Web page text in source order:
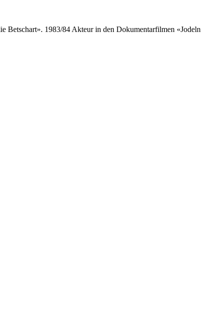
Betschart». 1983/84 Akteur in den Dokumentarfilmen «Jodeln